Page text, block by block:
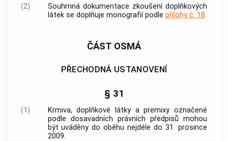
(2)
Souhrnná dokumentace zkoušení doplňkových
látek se doplňuje monografií podle přílohy č. 18.
ČÁST OSMÁ
PŘECHODNÁ USTANOVENÍ
§ 31
(1) Krmiva, doplňkové látky a premixy označené
podle dosavadních právních předpisů mohou
být uváděny do oběhu nejdéle do 31. prosince
2009.